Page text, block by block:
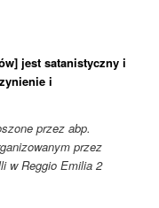
jest satanistyczny i
i
przez abp.
przez
w Reggio Emilia 2